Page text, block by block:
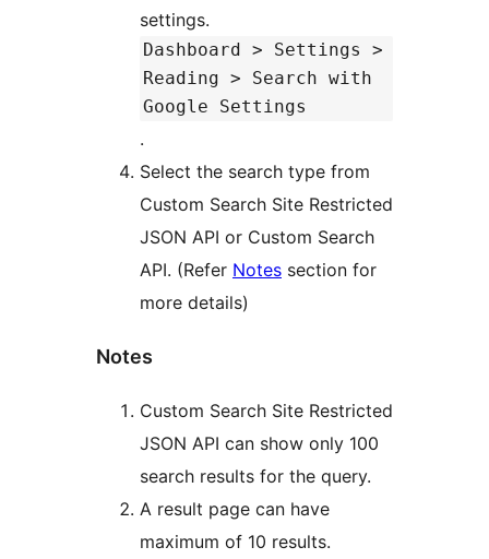
settings.
Dashboard > Settings >
Reading > Search with
Google Settings
.
Select the search type from
Custom Search Site Restricted
JSON API or Custom Search
API. (Refer Notes section for
more details)
Notes
Custom Search Site Restricted
JSON API can show only 100
search results for the query.
A result page can have
maximum of 10 results.